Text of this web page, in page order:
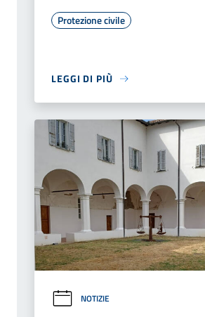
Protezione civile
LEGGI DI PIÙ
NOTIZIE